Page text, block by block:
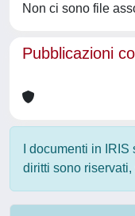
Non ci sono file
Pubblicazioni
I documenti in
diritti sono